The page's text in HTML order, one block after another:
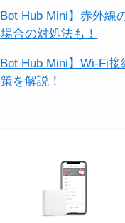
Hub Mini】赤外線
合の対処法も！
Hub Mini】Wi-Fi
を解説！